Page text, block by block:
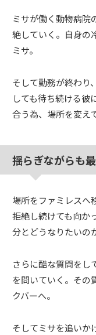
ミサが働く動物病院
絶していく。自身の
ミサ。
そして勤務が終わり
しても待ち続ける彼
合う為、場所を変え
揺らぎながらも
場所をファミレスへ
拒絶し続けても向か
分とどうなりたいの
さらに酷な質問を
を問いていく。その
クバーへ。
そしてミサを追いか